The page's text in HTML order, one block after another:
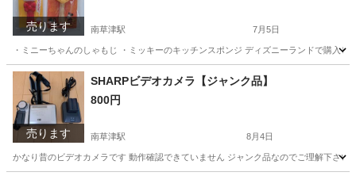
売ります 南草津駅 7月5日
・ミニーちゃんのしゃもじ ・ミッキーのキッチンスポンジ ディズニーランドで購入
滋賀 草津市 調理器具 用品
売ります
SHARPビデオカメラ【ジャンク品】
800円
南草津駅 8月4日
かなり昔のビデオカメラです 動作確認できていません ジャンク品なのでご理解下さい